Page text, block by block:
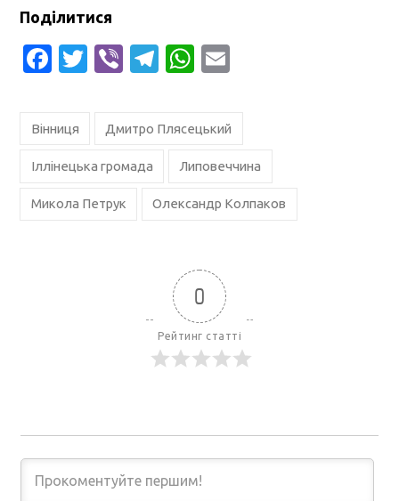
Поділитися
Facebook
Twitter
ViberTelegram
WhatsApp
Вінниця Дмитро Плясецький
Іллінецька громада Липовеччина
Микола Петрук Олександр Колпаков
0
Рейтинг статті